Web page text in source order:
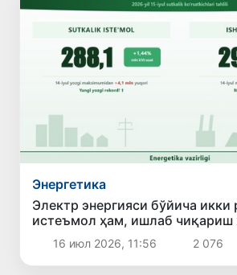
Энергетика
Электр энергияси бўйича икки
истеъмол ҳам, ишлаб чиқариш
юқори кўрсаткичга чиқди
16 июл 2026, 11:56 2 076